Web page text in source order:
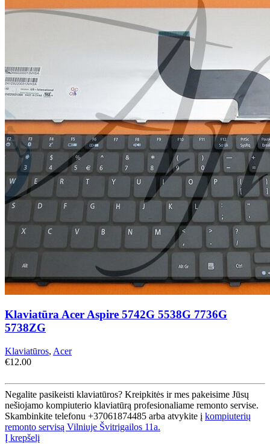
Klaviatūra Acer Aspire 5742G 5538G 7736G
5738ZG
Klaviatūros, Acer
€12.00
Negalite pasikeisti klaviatūros? Kreipkitės ir mes pakeisime Jūsų
nešiojamo kompiuterio klaviatūrą profesionaliame remonto servise.
Skambinkite telefonu +37061874485 arba atvykite į kompiuterių
remonto servisą Vilniuje Švitrigailos 11a.
Į krepšelį